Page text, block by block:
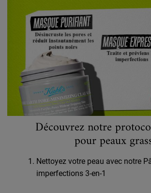
Découvrez notre
pour peaux
Nettoyez votre peau avec notre
imperfections 3-en-1